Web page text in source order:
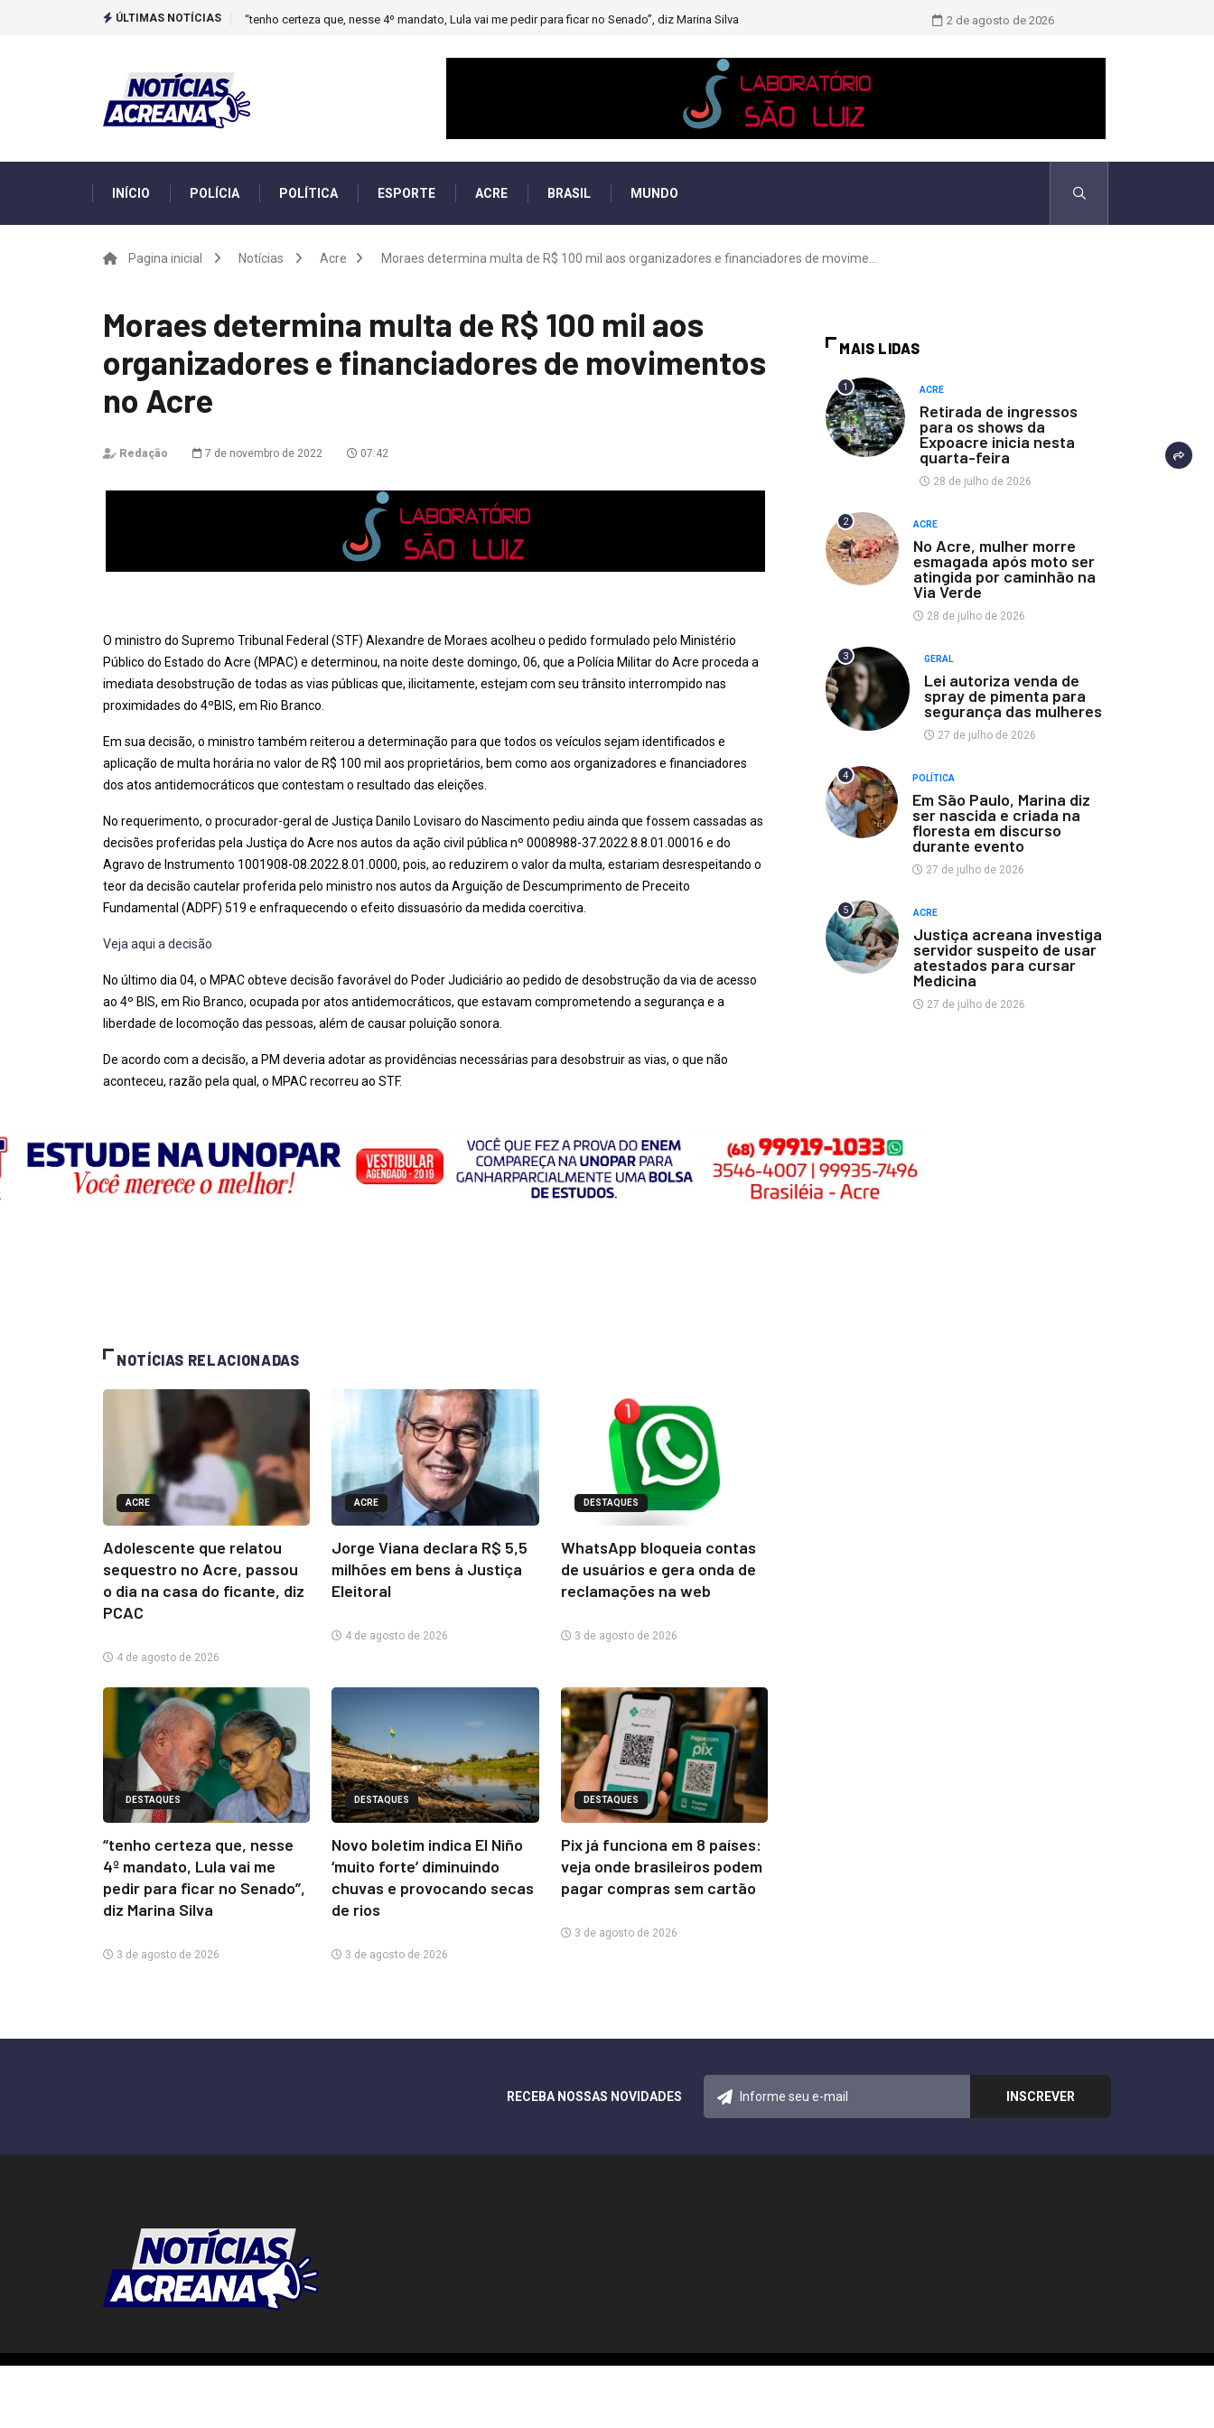
ÚLTIMAS NOTÍCIAS “tenho certeza que, nesse 4º mandato, Lula vai me pedir para ficar no Senado”, diz Marina Silva Novo boletim indica El Niño ‘muito
2 de agosto de 2026
INÍCIO POLÍCIA POLÍTICA ESPORTE ACRE BRASIL MUNDO
Pagina inicial Notícias Acre Moraes determina multa de R$ 100 mil aos organizadores e financiadores de movime...
Moraes determina multa de R$ 100 mil aos
organizadores e financiadores de movimentos
no Acre
Redação 7 de novembro de 2022 07:42
O ministro do Supremo Tribunal Federal (STF) Alexandre de Moraes acolheu o pedido formulado pelo Ministério
Público do Estado do Acre (MPAC) e determinou, na noite deste domingo, 06, que a Polícia Militar do Acre proceda a
imediata desobstrução de todas as vias públicas que, ilicitamente, estejam com seu trânsito interrompido nas
proximidades do 4ºBIS, em Rio Branco.
Em sua decisão, o ministro também reiterou a determinação para que todos os veículos sejam identificados e
aplicação de multa horária no valor de R$ 100 mil aos proprietários, bem como aos organizadores e financiadores
dos atos antidemocráticos que contestam o resultado das eleições.
No requerimento, o procurador-geral de Justiça Danilo Lovisaro do Nascimento pediu ainda que fossem cassadas as
decisões proferidas pela Justiça do Acre nos autos da ação civil pública nº 0008988-37.2022.8.8.01.00016 e do
Agravo de Instrumento 1001908-08.2022.8.01.0000, pois, ao reduzirem o valor da multa, estariam desrespeitando o
teor da decisão cautelar proferida pelo ministro nos autos da Arguição de Descumprimento de Preceito
Fundamental (ADPF) 519 e enfraquecendo o efeito dissuasório da medida coercitiva.
Veja aqui a decisão
No último dia 04, o MPAC obteve decisão favorável do Poder Judiciário ao pedido de desobstrução da via de acesso
ao 4º BIS, em Rio Branco, ocupada por atos antidemocráticos, que estavam comprometendo a segurança e a
liberdade de locomoção das pessoas, além de causar poluição sonora.
De acordo com a decisão, a PM deveria adotar as providências necessárias para desobstruir as vias, o que não
aconteceu, razão pela qual, o MPAC recorreu ao STF.
NOTÍCIAS RELACIONADAS
ACRE
Adolescente que relatou
sequestro no Acre, passou
o dia na casa do ficante, diz
PCAC
4 de agosto de 2026
ACRE
Jorge Viana declara R$ 5,5
milhões em bens à Justiça
Eleitoral
4 de agosto de 2026
DESTAQUES
WhatsApp bloqueia contas
de usuários e gera onda de
reclamações na web
3 de agosto de 2026
DESTAQUES
“tenho certeza que, nesse
4º mandato, Lula vai me
pedir para ficar no Senado”,
diz Marina Silva
3 de agosto de 2026
DESTAQUES
Novo boletim indica El Niño
‘muito forte’ diminuindo
chuvas e provocando secas
de rios
3 de agosto de 2026
DESTAQUES
Pix já funciona em 8 países:
veja onde brasileiros podem
pagar compras sem cartão
3 de agosto de 2026
MAIS LIDAS
1 ACRE
Retirada de ingressos
para os shows da
Expoacre inicia nesta
quarta-feira
28 de julho de 2026
2 ACRE
No Acre, mulher morre
esmagada após moto ser
atingida por caminhão na
Via Verde
28 de julho de 2026
3 GERAL
Lei autoriza venda de
spray de pimenta para
segurança das mulheres
27 de julho de 2026
4 POLÍTICA
Em São Paulo, Marina diz
ser nascida e criada na
floresta em discurso
durante evento
27 de julho de 2026
5 ACRE
Justiça acreana investiga
servidor suspeito de usar
atestados para cursar
Medicina
27 de julho de 2026
RECEBA NOSSAS NOVIDADES